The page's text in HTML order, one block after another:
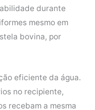
durante
mesmo em
bovina, por
eficiente da água.
no recipiente,
recebam a mesma